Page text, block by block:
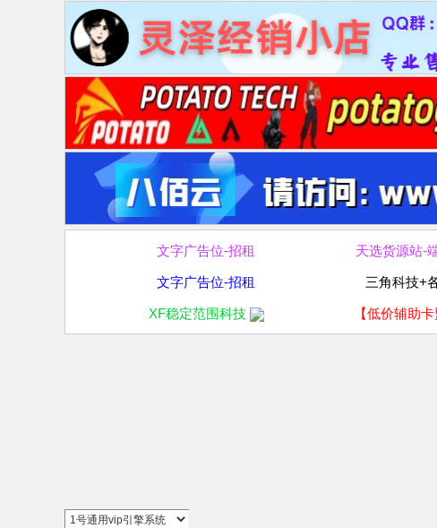
文字广告位-招租 天选货源站-
文字广告位-招租 三角科技+
XF稳定范围科技 【低价辅助